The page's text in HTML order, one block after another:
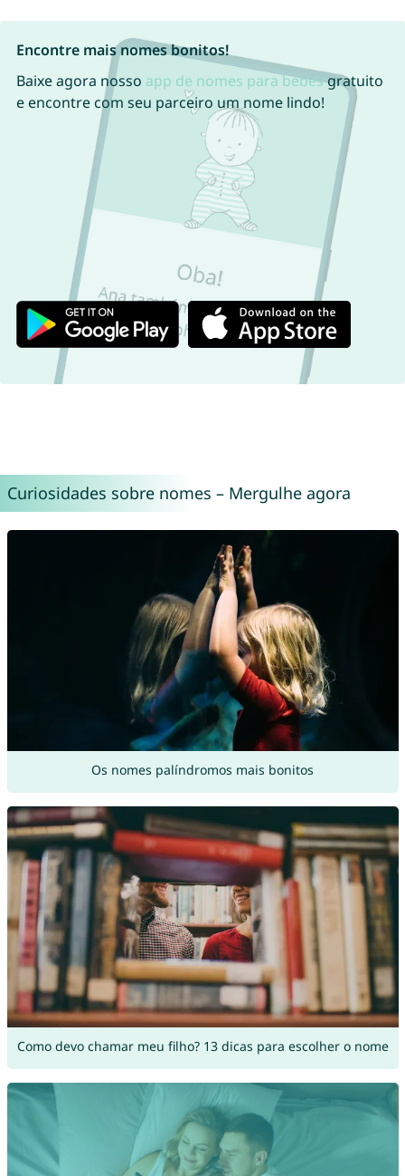
Encontre mais nomes bonitos!
Baixe agora nosso app de nomes para bebêsgratuito
e encontre com seu parceiro um nome lindo!
Curiosidades sobre nomes – Mergulhe agora
Os nomes palíndromos mais bonitos
Como devo chamar meu filho? 13 dicas para escolher o nome